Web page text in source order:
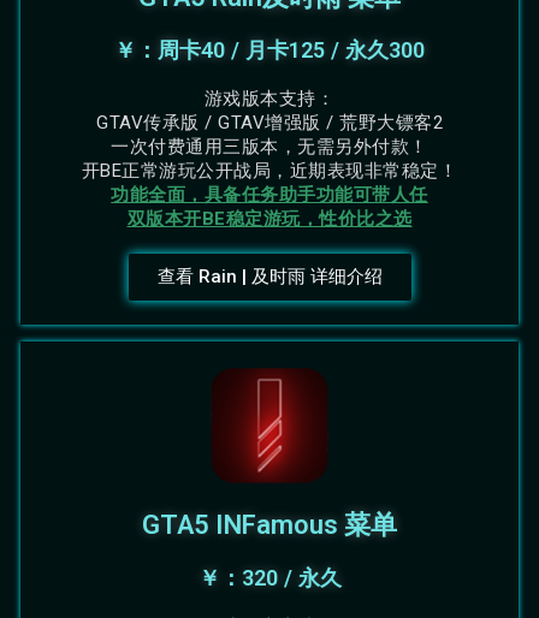
￥：周卡40 / 月卡125 / 永久300
游戏版本支持：
GTAV传承版 / GTAV增强版 / 荒野大镖客2
一次付费通用三版本，无需另外付款！
开BE正常游玩公开战局，近期表现非常稳定！
功能全面，具备任务助手功能可带人任
双版本开BE稳定游玩，性价比之选
查看 Rain | 及时雨 详细介绍
GTA5 INFamous 菜单
￥：320 / 永久